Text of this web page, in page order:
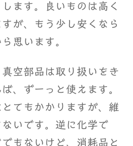
ます。良いものは高く
が、もう少し安くなら
思います。
空部品は取り扱いをき
、ずーっと使えます。
てもかかりますが、維
いです。逆に化学で
もないけど、消耗品と